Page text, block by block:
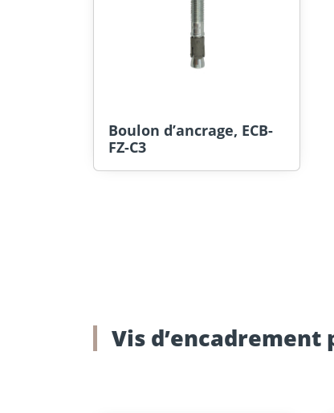
Boulon d’ancrage, ECB-
FZ-C3
Vis d’encadrement